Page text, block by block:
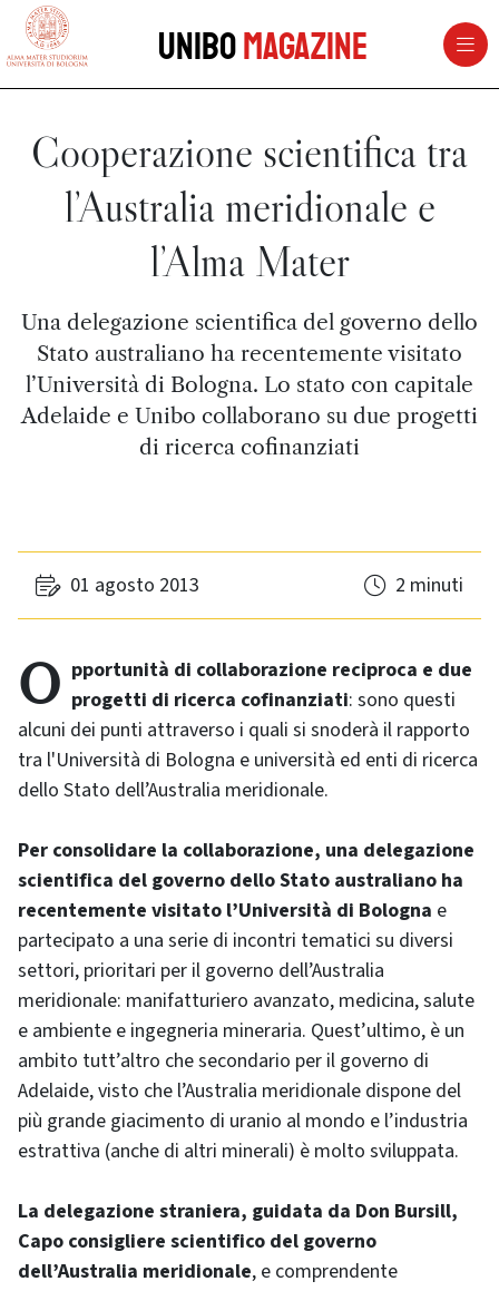
vai al contenuto della pagina
UniboMagazine
Cooperazione scientifica tra
l’Australia meridionale e
l’Alma Mater
Una delegazione scientifica del governo dello
Stato australiano ha recentemente visitato
l’Università di Bologna. Lo stato con capitale
Adelaide e Unibo collaborano su due progetti
di ricerca cofinanziati
01 agosto 2013 2 minuti
Opportunità di collaborazione reciproca e due progetti di ricerca cofinanziati: sono questi
alcuni dei punti attraverso i quali si snoderà il rapporto
tra l'Università di Bologna e università ed enti di ricerca
dello Stato dell’Australia meridionale.
Per consolidare la collaborazione, una delegazione
scientifica del governo dello Stato australiano ha
recentemente visitato l’Università di Bologna e
partecipato a una serie di incontri tematici su diversi
settori, prioritari per il governo dell’Australia
meridionale: manifatturiero avanzato, medicina, salute
e ambiente e ingegneria mineraria. Quest’ultimo, è un
ambito tutt’altro che secondario per il governo di
Adelaide, visto che l’Australia meridionale dispone del
più grande giacimento di uranio al mondo e l’industria
estrattiva (anche di altri minerali) è molto sviluppata.
La delegazione straniera, guidata da Don Bursill,
Capo consigliere scientifico del governo
dell’Australia meridionale, e comprendente